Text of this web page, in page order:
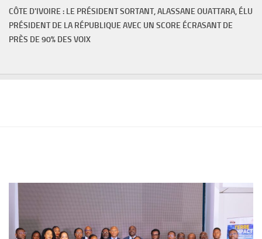
CÔTE D'IVOIRE : LE PRÉSIDENT SORTANT, ALASSANE OUATTARA, ÉLU
PRÉSIDENT DE LA RÉPUBLIQUE AVEC UN SCORE ÉCRASANT DE
PRÈS DE 90% DES VOIX